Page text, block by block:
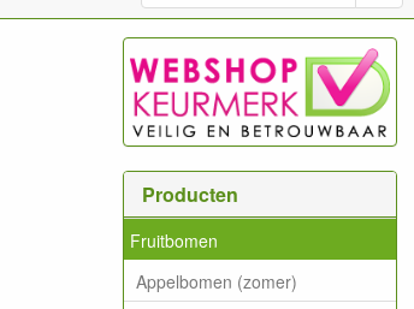
Producten
Fruitbomen
Appelbomen (zomer)